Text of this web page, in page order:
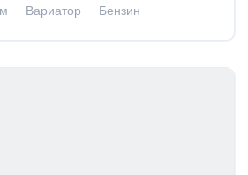
Вариатор
Бензин